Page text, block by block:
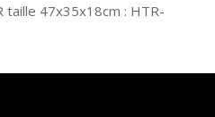
taille 47x35x18cm : HTR-